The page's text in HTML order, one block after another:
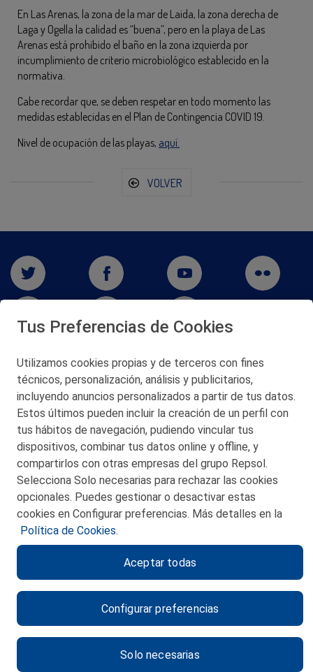
En Las Arenas, la zona de la mar de Laida, la zona derecha de
Laga y Ogella la calidad es “buena”, pero en la playa de Las
Arenas está prohibido el baño en la zona izquierda por
incumplimiento de criterio microbiológico establecido en la
normativa.
Cabe recordar que, se deben respetar en todo momento las
medidas establecidas en el Plan de Contingencia COVID 19.
Nivel de ocupación de las playas, aquí.
VOLVER
San Martín 5-Edificio Muñatones,
48550 Muskiz (Bizkaia)
Telf. 946 357 000
© 2026 Petronor S.A.
CONTACTO
POLITICA DE PRIVACIDAD
AVISO LEGAL
POLITICA DE COOKIES
Tus Preferencias de Cookies
Utilizamos cookies propias y de terceros con fines
técnicos, personalización, análisis y publicitarios,
incluyendo anuncios personalizados a partir de tus datos.
Estos últimos pueden incluir la creación de un perfil con
tus hábitos de navegación, pudiendo vincular tus
dispositivos, combinar tus datos online y offline, y
compartirlos con otras empresas del grupo Repsol.
Selecciona Solo necesarias para rechazar las cookies
opcionales. Puedes gestionar o desactivar estas
cookies en Configurar preferencias. Más detalles en la
Política de Cookies.
Configurar preferencias
Solo necesarias
Aceptar todas